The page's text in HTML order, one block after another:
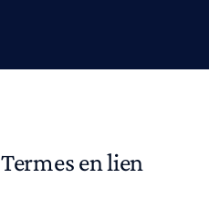
Termes en lien